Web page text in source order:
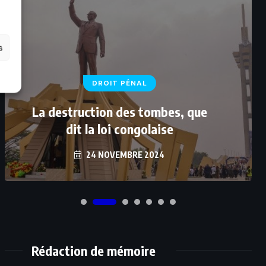
DROIT PÉNAL
La destruction des tombes, que
dit la loi congolaise
24 NOVEMBRE 2024
Rédaction de mémoire